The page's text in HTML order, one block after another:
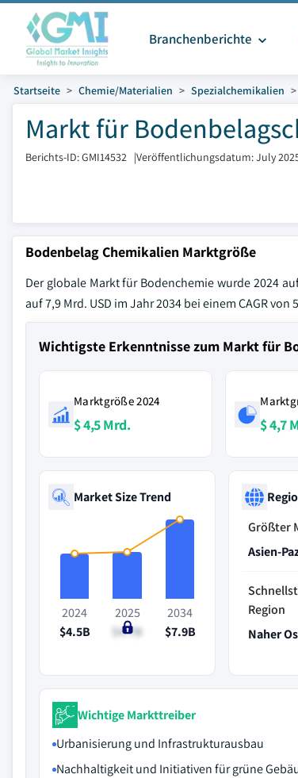
Branchenberichte
Startseite Chemie/Materialien Spezialchemikalien
Markt für
Berichts-ID: GMI14532 |Veröffentlichungsdatum: July
Bodenbelag Chemikalien Marktgröße
Der globale Markt für Bodenchemie wurde 2024
auf 7,9 Mrd. USD im Jahr 2034 bei einem CAGR von
Wichtigste Erkenntnisse zum Markt für
Marktgröße 2024
$ 4,5 Mrd. $ 4,7
Market Size Trend
2024
$4.5B
2025
$4.7B
2034
$7.9B
Größter
Asien-
Region
Naher
Wichtige Markttreiber
Urbanisierung und Infrastrukturausbau
Nachhaltigkeit und Initiativen für grüne